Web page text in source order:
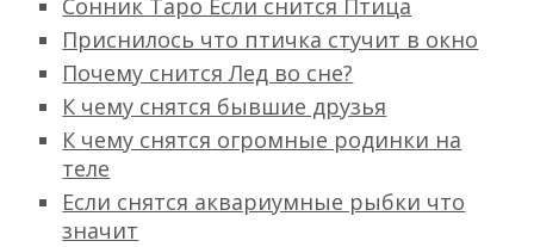
Сонник Таро Если снится Птица
Приснилось что птичка стучит в окно
Почему снится Лед во сне?
К чему снятся бывшие друзья
К чему снятся огромные родинки на
теле
Если снятся аквариумные рыбки что
значит